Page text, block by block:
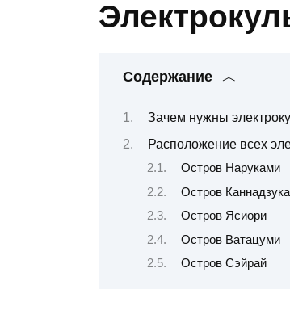
Содержание
Зачем нужны
Расположение всех
Остров Наруками
Остров Каннадзука
Остров Ясиори
Остров Ватацуми
Остров Сэйрай